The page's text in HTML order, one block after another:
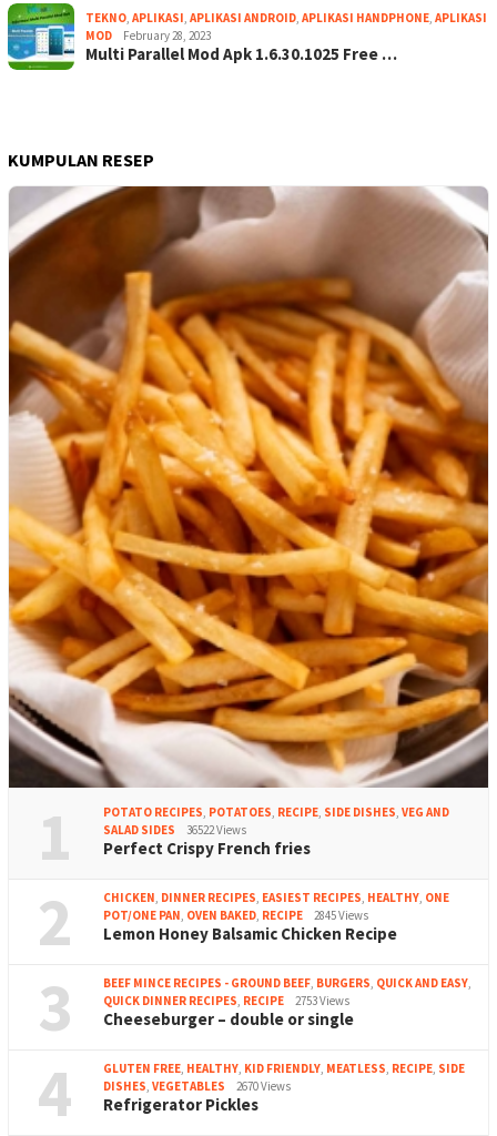
TEKNO, APLIKASI, APLIKASI ANDROID, APLIKASI HANDPHONE, APLIKASI
MOD
February 28, 2023
Multi Parallel Mod Apk 1.6.30.1025 Free …
KUMPULAN RESEP
1 POTATO RECIPES, POTATOES, RECIPE, SIDE DISHES, VEG AND
SALAD SIDES
36522 Views
Perfect Crispy French fries
2 CHICKEN, DINNER RECIPES, EASIEST RECIPES, HEALTHY, ONE
POT/ONE PAN, OVEN BAKED, RECIPE 2845 Views
Lemon Honey Balsamic Chicken Recipe
3 BEEF MINCE RECIPES - GROUND BEEF, BURGERS, QUICK AND EASY,
QUICK DINNER RECIPES, RECIPE 2753 Views
Cheeseburger – double or single
4 GLUTEN FREE, HEALTHY, KID FRIENDLY, MEATLESS, RECIPE, SIDE
DISHES, VEGETABLES 2670 Views
Refrigerator Pickles